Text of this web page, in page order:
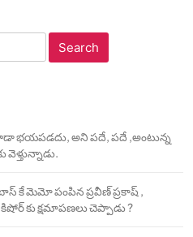
భయపడదు, అని పదే, పదే ,అంటున్న
వెళ్తున్నాడు.
కే మెమో పంపిన ప్రవీణ్ ప్రకాష్ ,
కు క్షమాపణలు చెప్పాడు ?